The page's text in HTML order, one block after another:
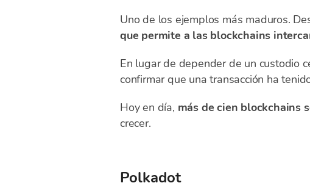
Uno de los ejemplos más maduros.
que permite a las blockchains
En lugar de depender de un custodio
confirmar que una transacción ha
Hoy en día, más de cien blockchains
crecer.
Polkadot